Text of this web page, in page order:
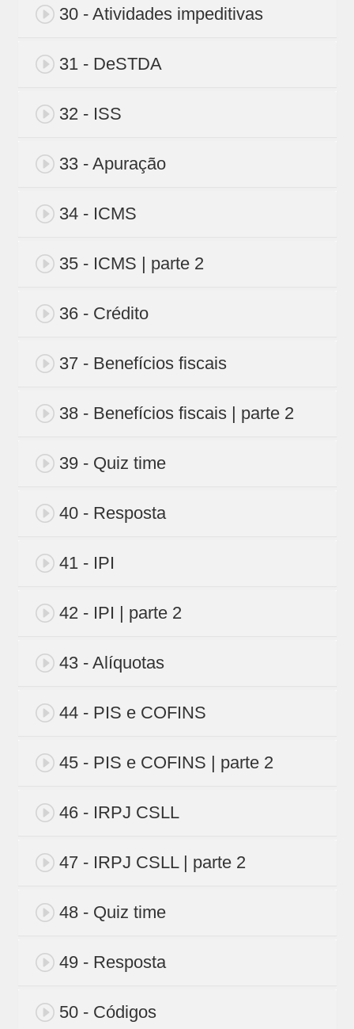
30 - Atividades impeditivas
31 - DeSTDA
32 - ISS
33 - Apuração
34 - ICMS
35 - ICMS | parte 2
36 - Crédito
37 - Benefícios fiscais
38 - Benefícios fiscais | parte 2
39 - Quiz time
40 - Resposta
41 - IPI
42 - IPI | parte 2
43 - Alíquotas
44 - PIS e COFINS
45 - PIS e COFINS | parte 2
46 - IRPJ CSLL
47 - IRPJ CSLL | parte 2
48 - Quiz time
49 - Resposta
50 - Códigos